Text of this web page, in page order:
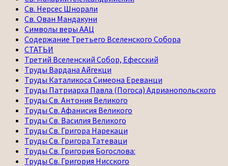
Св. Нерсес Шнорали
Св. Ован Мандакуни
Символы веры ААЦ
Содержание Третьего Вселенского Собора
СТАТЬИ
Третий Вселенский Собор, Ефесский
Труды Вардана Айгекци
Труды Каталикоса Симеона Ереванци
Труды Патриарха Павла (Погоса) Адрианопольского
Труды Св. Антония Великого
Труды Св. Афанисия Великого
Труды Св. Василия Великого
Труды Св. Григора Нарекаци
Труды Св. Григора Татеваци
Труды Св. Григория Богослова:
Труды Св. Григория Нисского